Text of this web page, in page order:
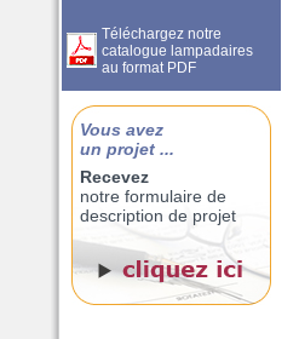
Téléchargez notre
catalogue lampadaires
au format PDF
Vous avez
un projet ...
Recevez
notre formulaire de
description de projet